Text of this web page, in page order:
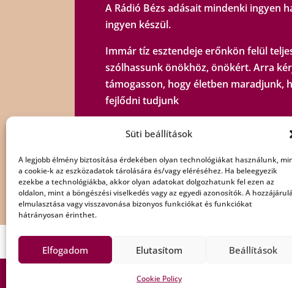
Süti beállítások
A legjobb élmény biztosítása érdekében olyan technológiákat használunk,
a cookie-k az eszközadatok tárolására és/vagy eléréséhez. Ha beleegyezik
ezekbe a technológiákba, akkor olyan adatokat dolgozhatunk fel ezen az
oldalon, mint a böngészési viselkedés vagy az egyedi azonosítók. A
elmulasztása vagy visszavonása bizonyos funkciókat és funkciókat
hátrányosan érinthet.
Elfogadom Elutasítom Beállítások
Cookie Policy
A Rádió Bézs adásait mindenki ingyen
ingyen készül.
Immár tíz esztendeje erőnkön felül
szólhassunk önökhöz, önökért. Arra
támogasson, hogy életben maradjunk,
fejlődni tudjunk
Köszönjük!
Copyright Rádió Bézs © All Rights Reserved